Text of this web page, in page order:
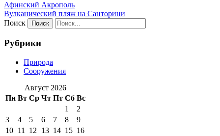
Афинский Акрополь
Вулканический пляж на Санторини
Поиск
Рубрики
Природа
Сооружения
Август 2026
Пн Вт Ср Чт Пт Сб Вс
1
2
3
4 5 6 7 8
9
10 11 12 13 14 15 16